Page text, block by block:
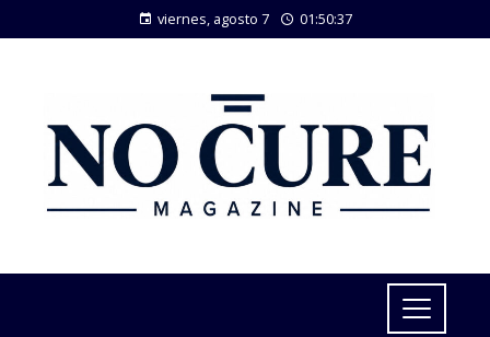
viernes, agosto 7 01:50:38